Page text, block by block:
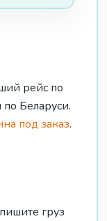
рейс по
Беларуси.
под заказ.
груз